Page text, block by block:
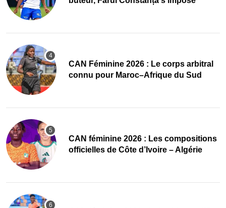
‎CAN Féminine 2026 : Le corps arbitral
connu pour Maroc–Afrique du Sud
‎CAN féminine 2026 : Les compositions
officielles de Côte d’Ivoire – Algérie